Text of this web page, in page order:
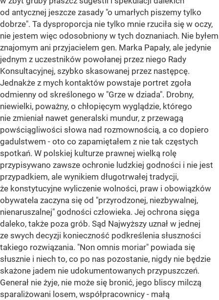
od antycznej jeszcze zasady "o umarłych piszemy tylko
dobrze". Ta dysproporcja nie tylko mnie rzuciła się w oczy,
nie jestem więc odosobniony w tych doznaniach. Nie byłem
znajomym ani przyjacielem gen. Marka Papały, ale jedynie
jednym z uczestników powołanej przez niego Rady
Konsultacyjnej, szybko skasowanej przez następcę.
Jednakże z mych kontaktów powstaje portret zgoła
odmienny od skreślonego w "Grze w dziada". Drobny,
niewielki, poważny, o chłopięcym wyglądzie, którego
nie zmieniał nawet generalski mundur, z przewagą
powściągliwości słowa nad rozmownością, a co dopiero
gadulstwem - oto co zapamiętałem z nie tak częstych
spotkań. W polskiej kulturze prawnej wielką rolę
przypisywano zawsze ochronie ludzkiej godności i nie jest
przypadkiem, ale wynikiem długotrwałej tradycji,
że konstytucyjne wyliczenie wolności, praw i obowiązków
obywatela zaczyna się od "przyrodzonej, niezbywalnej,
nienaruszalnej" godności człowieka. Jej ochrona sięga
daleko, także poza grób. Sąd Najwyższy uznał w jednej
ze swych decyzji konieczność podkreślenia słuszności
takiego rozwiązania. "Non omnis moriar" powiada się
słusznie i niech to, co po nas pozostanie, nigdy nie będzie
skażone jadem nie udokumentowanych przypuszczeń.
Generał nie żyje, nie może się bronić, jego bliscy milczą
sparaliżowani losem, współpracownicy - małą